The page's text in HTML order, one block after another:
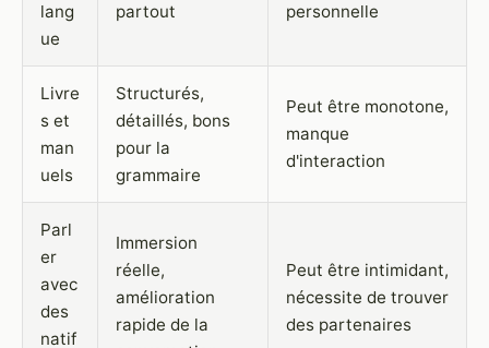
lang
ue
partout
personnelle
Livre
s et
man
uels
Structurés,
détaillés, bons
pour la
grammaire
Peut être monotone,
manque
d'interaction
Parl
er
avec
des
natif
Immersion
réelle,
amélioration
rapide de la
Peut être intimidant,
nécessite de trouver
des partenaires